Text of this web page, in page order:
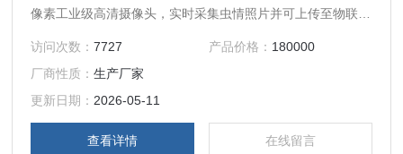
像素工业级高清摄像头，实时采集虫情照片并可上传至物联网
实现无人监管。设有防雨百叶及大雨棚，内置虫雨分离功能，
晴雨天均可工作。
访问次数：7727 产品价格： 180000
厂商性质：生产厂家
更新日期： 2026-05-11
查看详情 在线留言